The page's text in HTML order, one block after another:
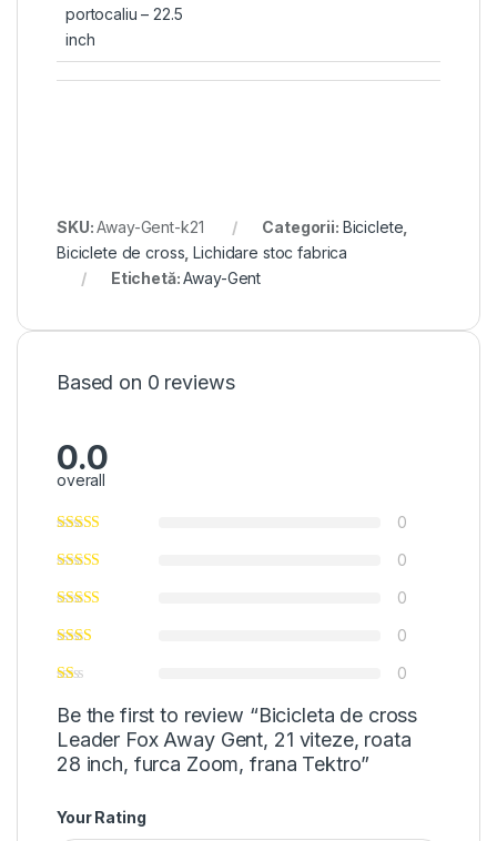
portocaliu – 22.5
inch
SKU:Away-Gent-k21 Categorii: Biciclete,
Biciclete de cross,Lichidare stoc fabrica
Etichetă:Away-Gent
Based on 0 reviews
0.0
overall
0
0
0
0
0
Be the first to review “Bicicleta de cross
Leader Fox Away Gent, 21 viteze, roata
28 inch, furca Zoom, frana Tektro”
Your Rating